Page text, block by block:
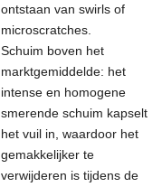
ontstaan van swirls of
microscratches.
Schuim boven het
marktgemiddelde: het
intense en homogene
smerende schuim kapselt
het vuil in, waardoor het
gemakkelijker te
verwijderen is tijdens de